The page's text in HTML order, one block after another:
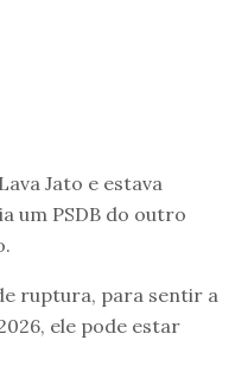
Jato e estava
um PSDB do outro
ruptura, para sentir a
ele pode estar